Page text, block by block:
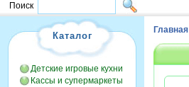
Поиск
Каталог
Детские игровые кухни
Кассы и супермаркеты
Главная